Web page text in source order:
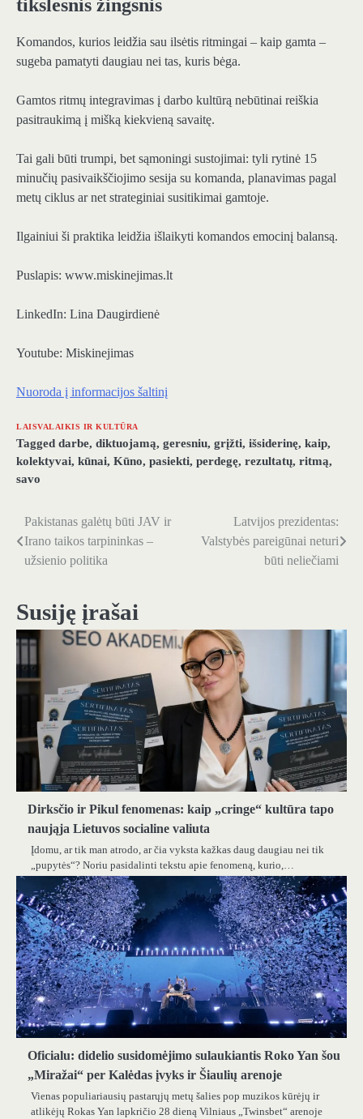
tikslesnis žingsnis
Komandos, kurios leidžia sau ilsėtis ritmingai – kaip gamta –
sugeba pamatyti daugiau nei tas, kuris bėga.
Gamtos ritmų integravimas į darbo kultūrą nebūtinai reiškia
pasitraukimą į mišką kiekvieną savaitę.
Tai gali būti trumpi, bet sąmoningi sustojimai: tyli rytinė 15
minučių pasivaikščiojimo sesija su komanda, planavimas pagal
metų ciklus ar net strateginiai susitikimai gamtoje.
Ilgainiui ši praktika leidžia išlaikyti komandos emocinį balansą.
Puslapis: www.miskinejimas.lt
LinkedIn: Lina Daugirdienė
Youtube: Miskinejimas
Nuoroda į informacijos šaltinį
LAISVALAIKIS IR KULTŪRA
Tagged darbe, diktuojamą, geresniu, grįžti, išsiderinę, kaip,
kolektyvai, kūnai, Kūno, pasiekti, perdegę, rezultatų, ritmą,
savo
Navigacija
tarp
Pakistanas galėtų būti JAV ir
Irano taikos tarpininkas –
užsienio politika
Latvijos prezidentas:
Valstybės pareigūnai neturi
būti neliečiami
Susiję įrašai
Dirksčio ir Pikul fenomenas: kaip „cringe“ kultūra tapo
naująja Lietuvos socialine valiuta
Įdomu, ar tik man atrodo, ar čia vyksta kažkas daug daugiau nei tik
„pupytės“? Noriu pasidalinti tekstu apie fenomeną, kurio,…
Oficialu: didelio susidomėjimo sulaukiantis Roko Yan šou
„Miražai“ per Kalėdas įvyks ir Šiaulių arenoje
Vienas populiariausių pastarųjų metų šalies pop muzikos kūrėjų ir
atlikėjų Rokas Yan lapkričio 28 dieną Vilniaus „Twinsbet“ arenoje